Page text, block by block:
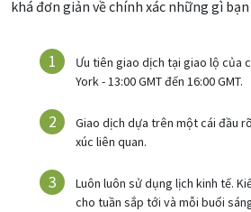
khá đơn giản về chính xác những gì
Ưu tiên giao dịch tại giao lộ của
York - 13:00 GMT đến 16:00 GMT.
Giao dịch dựa trên một cái đầu
xúc liên quan.
Luôn luôn sử dụng lịch kinh tế.
cho tuần sắp tới và mỗi buổi